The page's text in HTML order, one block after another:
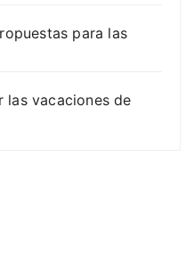
para las
las vacaciones de